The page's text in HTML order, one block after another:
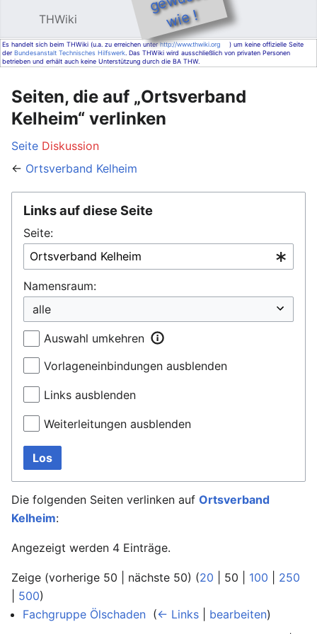
THWiki e !
Es handelt sich beim THWiki (u.a. zu erreichen unterhttp://www.thwiki.org
) um keine offizielle Seite
derBundesanstalt Technisches Hilfswerk. Das THWiki wird ausschließlich von privaten Personen
betrieben und erhält auch keine Unterstützung durch die BA THW.
Seiten, die auf „Ortsverband
Kelheim“ verlinken
Seite Diskussion
← Ortsverband Kelheim
Links auf diese Seite
Seite:
Namensraum:
Auswahl umkehren
Vorlageneinbindungen ausblenden
Links ausblenden
Weiterleitungen ausblenden
Los
Die folgenden Seiten verlinken auf Ortsverband
Kelheim:
Angezeigt werden 4 Einträge.
Zeige (vorherige 50 nächste 50) (20 50 100
250
500)
Fachgruppe Ölschaden (← Links bearbeiten)